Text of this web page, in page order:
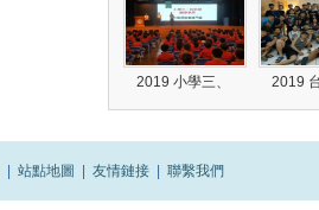
2019 小學三、 2019
| 站點地圖 | 友情鏈接 | 聯繫我們